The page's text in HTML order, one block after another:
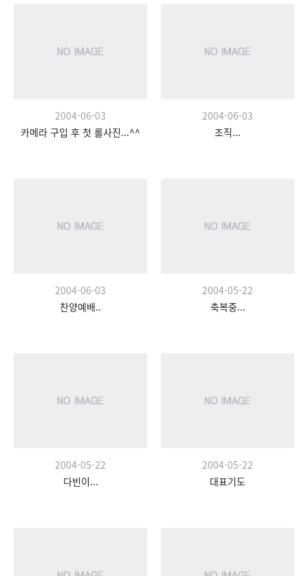
2004-06-03
카메라 구입 후 첫 롤사진...^^
2004-06-03
조직...
2004-06-03
찬양예배..
2004-05-22
축복중...
2004-05-22
다빈이...
2004-05-22
대표기도